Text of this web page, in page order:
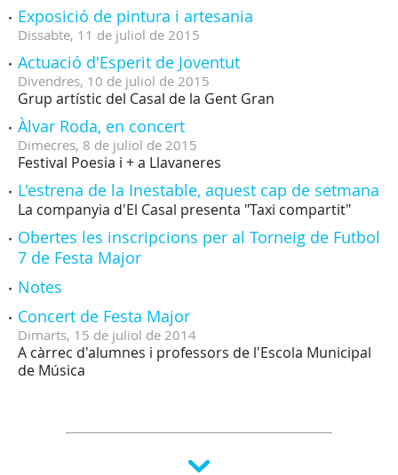
Exposició de pintura i artesania
Dissabte, 11 de juliol de 2015
Actuació d'Esperit de Joventut
Divendres, 10 de juliol de 2015
Grup artístic del Casal de la Gent Gran
Àlvar Roda, en concert
Dimecres, 8 de juliol de 2015
Festival Poesia i + a Llavaneres
L'estrena de la Inestable, aquest cap de setmana
La companyia d'El Casal presenta "Taxi compartit"
Obertes les inscripcions per al Torneig de Futbol
7 de Festa Major
Notes
Concert de Festa Major
Dimarts, 15 de juliol de 2014
A càrrec d'alumnes i professors de l'Escola Municipal
de Música